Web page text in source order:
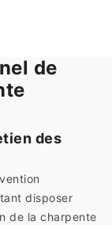
de
des
disposer
de la charpente